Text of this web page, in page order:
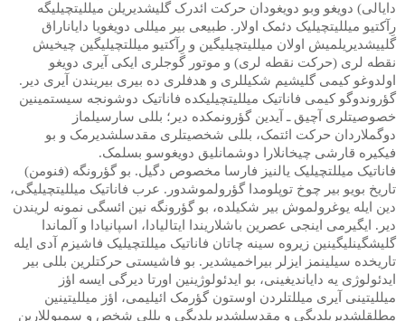
دایالی) دویغو وبو دویغودان حرکت ائدرک گلیشدیریلن میللیتچیلیگه
رِآکتیو میللیتچیلیک دئمک اولار. طبیعی بیر میللی دویغویا دایاناراق
گلییشدیریلمیش اولان میللیتچیلیگین و رِآکتیو میللتچیلیگین چیخیش
نقطه لری (حرکت نقطه لری) و موتور گوجلری ایکی آیری دویغو
اولدوغو کیمی گلیشیم شکیللری و هدفلری ده بیری بیریندن آیری دیر.
گؤروندوگو کیمی فاناتیک میللیتچیلیکده فاناتیک دوشونجه سیستمینین
خصوصیتلری آچیق ـ آیدین گؤرونمکده دیر؛ بللی سارسیلماز
دوگملاردان حرکت ائتمک، بللی شخصیتلری مقدسلشدیرمک و بو
فیکیره قارشی چیخانلارا دوشمانلیق دویغوسو بسلمک.
فاناتیک میللتچیلیک یالنیز فارسا مخصوص دگیل. بو گؤرونگه (فنومن)
تاریخ بویو بیر چوخ توپلومدا گؤرولموشدور. عرب فاناتیک میللیتچیلیگی،
دین ایله یوغرولموش بیر شکیلده، بو گؤرونگه نین ا ئسگی نمونه لریندن
دیر. ایگیرمی اینجی عصرین باشلاریندا ایتالیادا، اسپانیادا و آلماندا
گلیشگینلیگینین زیروه سینه چاتان فاناتیک میللتچیلیک فاشیزم آدی ایله
تاریخده سیلینمز ایزلر بیراخمیشدیر. بو فاشیستی حرکتلرین بللی بیر
ایدئولوژی یه دایاندیغینی، بو ایدئولوژینین اورتا دیرگی ایسه اؤز
میللیتینی آیری میللتلردن اوستون گؤرمک ائیلیمی، اؤز میللیتینین
مطلقلشدیریلدیگی و مقدسلشدیریلدیگی و بللی شخص و سمبوللارین